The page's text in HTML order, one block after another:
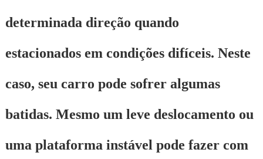
determinada direção quando
estacionados em condições difíceis. Neste
caso, seu carro pode sofrer algumas
batidas. Mesmo um leve deslocamento ou
uma plataforma instável pode fazer com